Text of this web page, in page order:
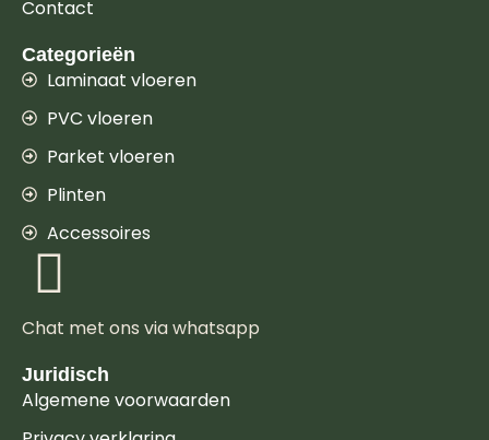
Contact
Categorieën
Laminaat vloeren
PVC vloeren
Parket vloeren
Plinten
Accessoires
Chat met ons via whatsapp
Juridisch
Algemene voorwaarden